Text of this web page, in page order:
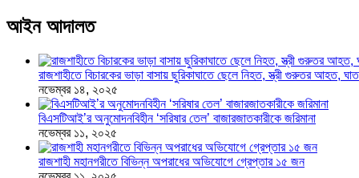
আইন আদালত
রাজশাহীতে বিচারকের ভাড়া বাসায় ছুরিকাঘাতে ছেলে নিহত, স্ত্রী গুরুতর আহত,
নভেম্বর ১৪, ২০২৫
বিএসটিআই’র অনুমোদনবিহীন ‘সরিষার তেল’ বাজারজাতকারীকে জরিমানা
নভেম্বর ১১, ২০২৫
রাজশাহী মহানগরীতে বিভিন্ন অপরাধের অভিযোগে গ্রেপ্তার ১৫ জন